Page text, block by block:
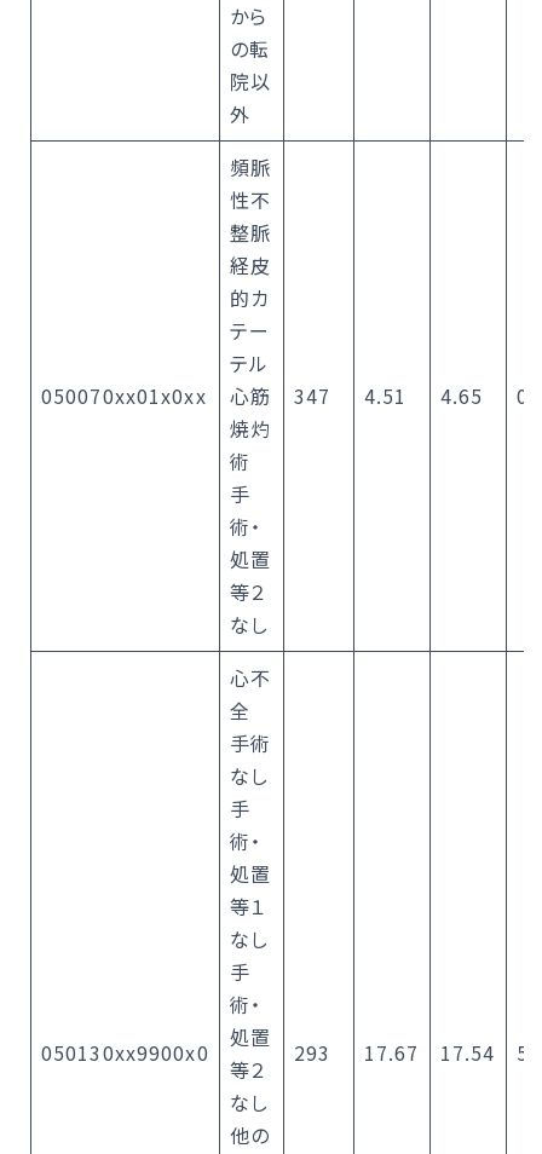
から
の転
院以
外
050070xx01x0xx
頻脈
性不
整脈
経皮
的カ
テー
テル
心筋
焼灼
術
手
術・
処置
等２
なし
347 4.51 4.65 0
050130xx9900x0
心不
全
手術
なし
手
術・
処置
等１
なし
手
術・
処置
等２
なし
他の
293 17.67 17.54